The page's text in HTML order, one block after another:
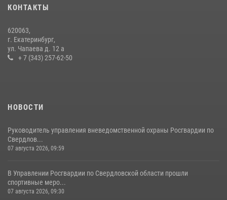
10 июля 2026, 12:35
специальное занятие
27 июля 2026, 12:37
КОНТАКТЫ
620063,
г. Екатеринбург,
ул. Чапаева д. 12 а
+ 7 (343) 257-62-50
НОВОСТИ
Руководитель управления вневедомственной охраны Росгвардии по
Свердлов...
07 августа 2026, 09:59
В Управлении Росгвардии по Свердловской области прошли
спортивные меро...
07 августа 2026, 09:30